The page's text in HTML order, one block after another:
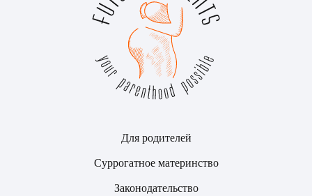
Для родителей
Суррогатное материнство
Законодательство